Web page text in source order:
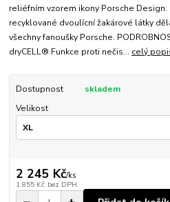
reliéfním vzorem ikony Porsche
recyklované dvoulícní žakárové látky
všechny fanoušky Porsche.
dryCELL®.Funkce proti nečis... celý
Dostupnost
skladem
Velikost
2 245 Kč/ks
1 855 Kč bez DPH